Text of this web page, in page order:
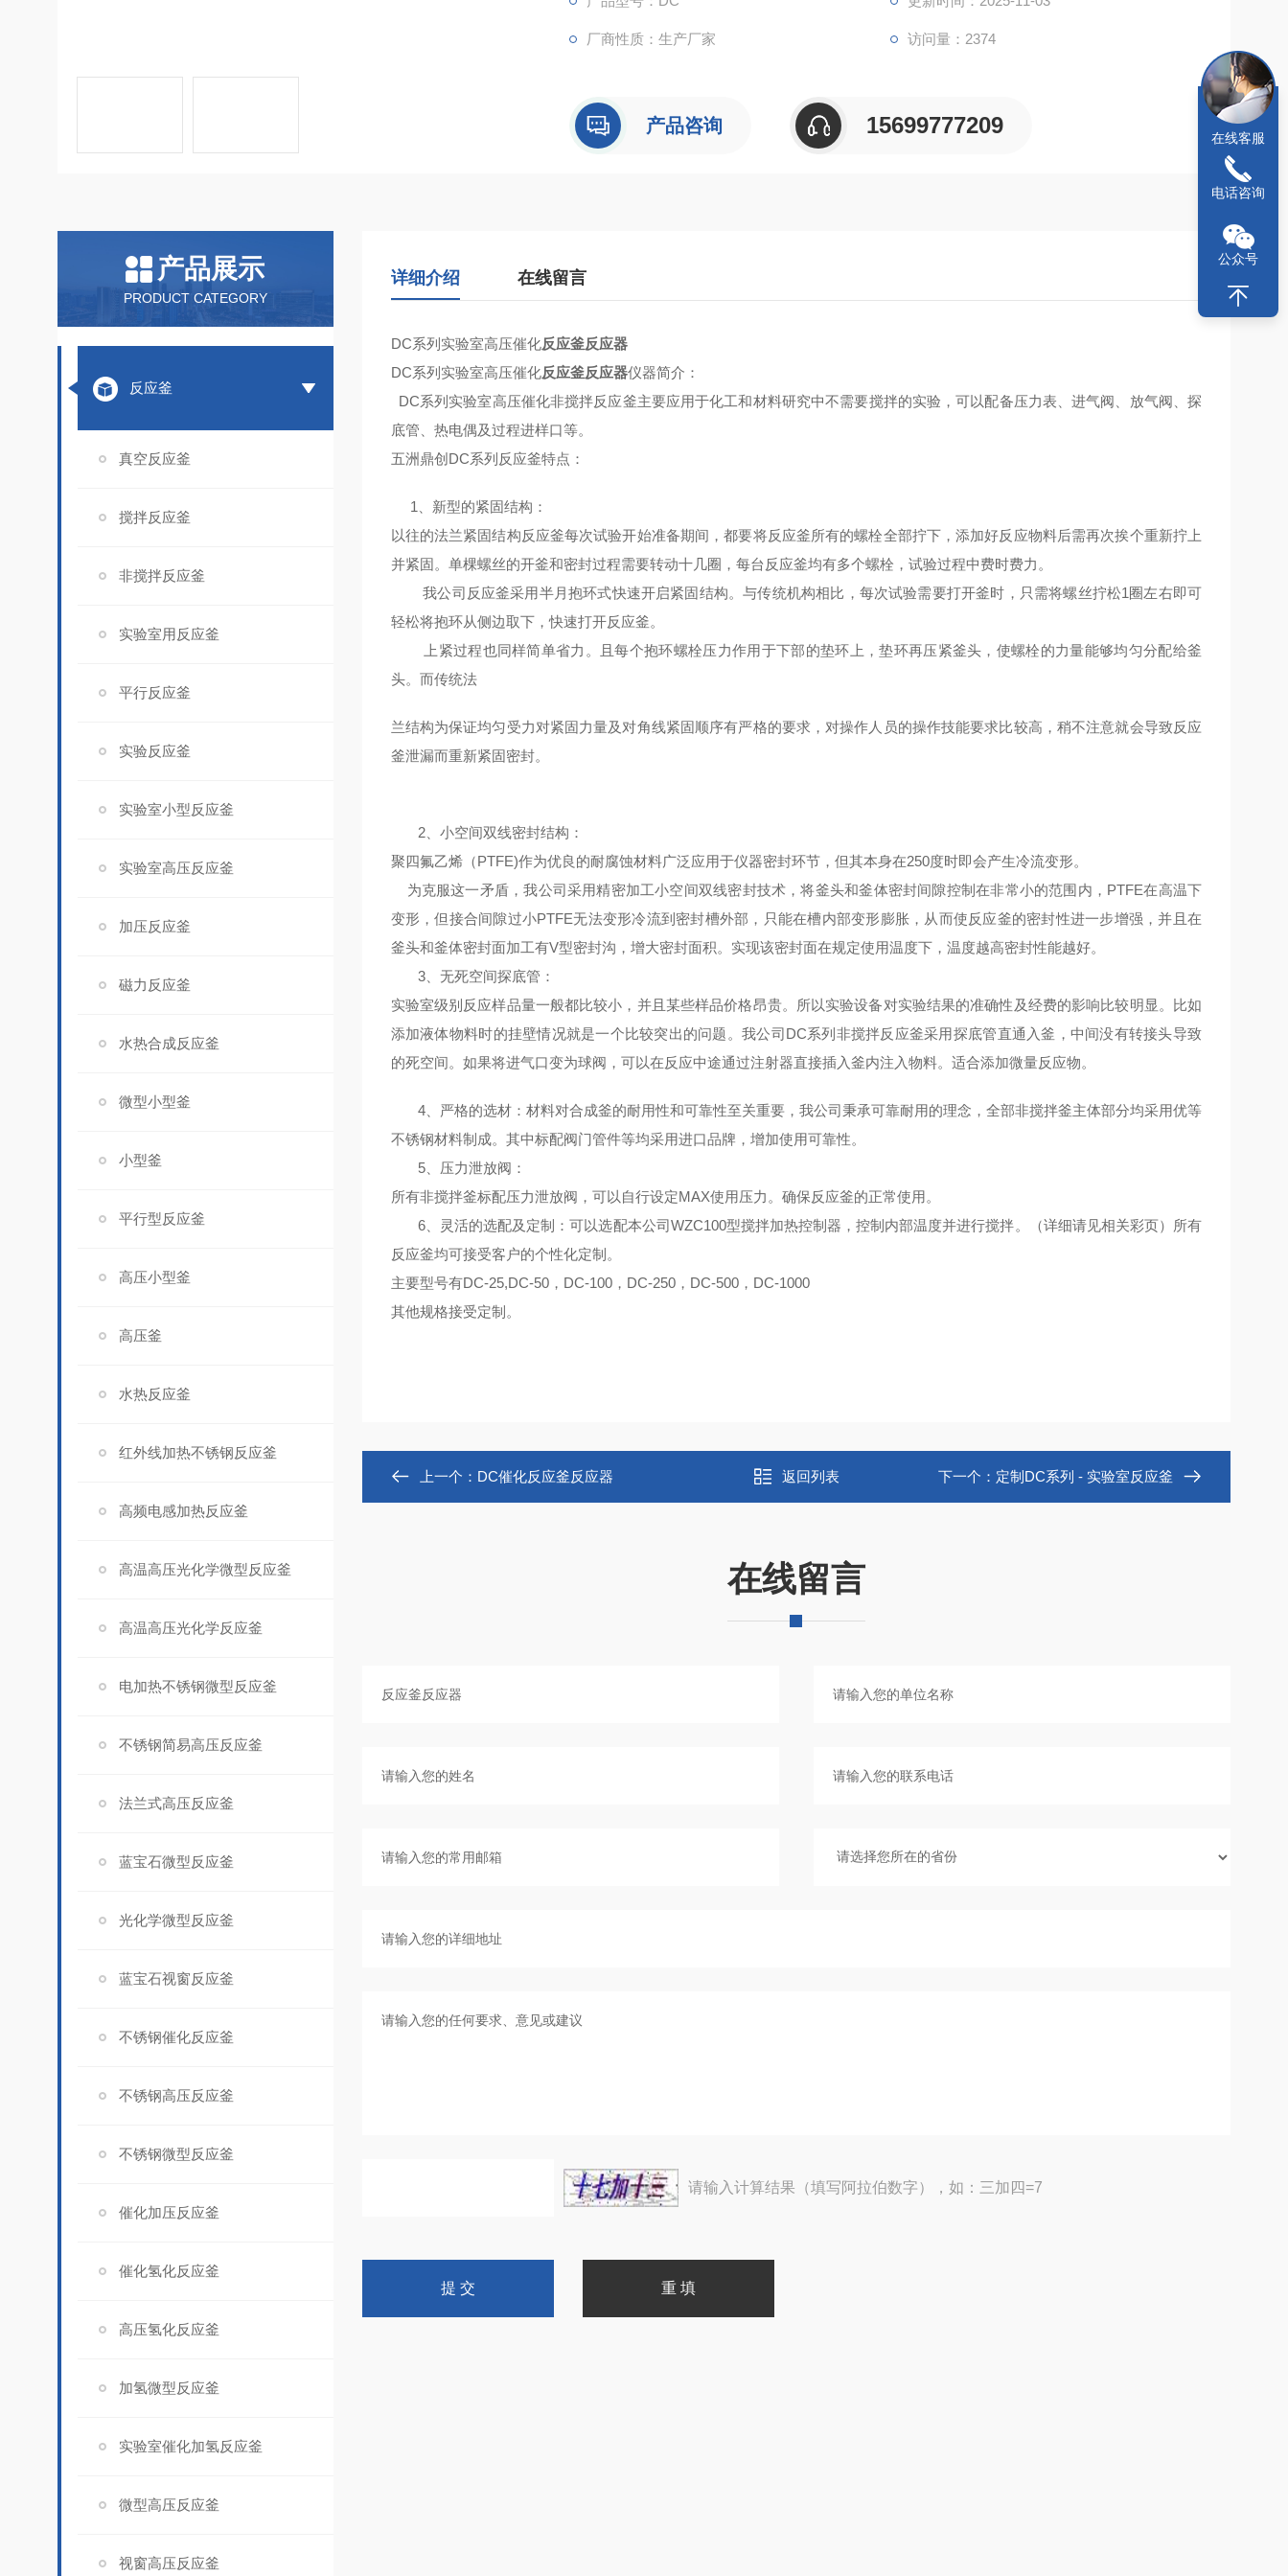
厂商性质：生产厂家 访问量：2374
产品咨询 15699777209
产品展示
PRODUCT CATEGORY
反应釜
真空反应釜
搅拌反应釜
非搅拌反应釜
实验室用反应釜
平行反应釜
实验反应釜
实验室小型反应釜
实验室高压反应釜
加压反应釜
磁力反应釜
水热合成反应釜
微型小型釜
小型釜
平行型反应釜
高压小型釜
高压釜
水热反应釜
红外线加热不锈钢反应釜
高频电感加热反应釜
高温高压光化学微型反应釜
高温高压光化学反应釜
电加热不锈钢微型反应釜
不锈钢简易高压反应釜
法兰式高压反应釜
蓝宝石微型反应釜
光化学微型反应釜
蓝宝石视窗反应釜
不锈钢催化反应釜
不锈钢高压反应釜
不锈钢微型反应釜
催化加压反应釜
催化氢化反应釜
高压氢化反应釜
加氢微型反应釜
实验室催化加氢反应釜
微型高压反应釜
视窗高压反应釜
详细介绍 在线留言
DC系列实验室高压催化反应釜反应器
DC系列实验室高压催化反应釜反应器仪器简介 ：
DC系列实验室高压催化非搅拌反应釜主要应用于化工和材料研究中不需要搅拌的实验，可以配备压力表、进气阀、放气阀、探
底管、热电偶及过程进样口等。
五洲鼎创DC系列反应釜特点 ：
1、新型的紧固结构：
以往的法兰紧固结构反应釜每次试验开始准备期间，都要将反应釜所有的螺栓全部拧下，添加好反应物料后需再次挨个重新拧上
并紧固。单棵螺丝的开釜和密封过程需要转动十几圈，每台反应釜均有多个螺栓，试验过程中费时费力。
我公司反应釜采用半月抱环式快速开启紧固结构。与传统机构相比，每次试验需要打开釜时，只需将螺丝拧松1圈左右即可
轻松将抱环从侧边取下，快速打开反应釜。
上紧过程也同样简单省力。且每个抱环螺栓压力作用于下部的垫环上，垫环再压紧釜头，使螺栓的力量能够均匀分配给釜
头。而传统法
兰结构为保证均匀受力对紧固力量及对角线紧固顺序有严格的要求，对操作人员的操作技能要求比较高，稍不注意就会导致反应
釜泄漏而重新紧固密封。
2、 小空间双线密封结构 ：
聚四氟乙烯（PTFE)作为优良的耐腐蚀材料广泛应用于仪器密封环节，但其本身在250度时即会产生冷流变形。
为克服这一矛盾，我公司采用精密加工小空间双线密封技术，将釜头和釜体密封间隙控制在非常小的范围内，PTFE在高温下
变形，但接合间隙过小PTFE无法变形冷流到密封槽外部，只能在槽内部变形膨胀，从而使反应釜的密封性进一步增强，并且在
釜头和釜体密封面加工有V型密封沟，增大密封面积。实现该密封面在规定使用温度下，温度越高密封性能越好。
3、 无死空间探底管 ：
实验室级别反应样品量一般都比较小，并且某些样品价格昂贵。所以实验设备对实验结果的准确性及经费的影响比较明显。比如
添加液体物料时的挂壁情况就是一个比较突出的问题。我公司DC系列非搅拌反应釜采用探底管直通入釜，中间没有转接头导致
的死空间。如果将进气口变为球阀，可以在反应中途通过注射器直接插入釜内注入物料。适合添加微量反应物。
4、 严格的选材： 材料对合成釜的耐用性和可靠性至关重要，我公司秉承可靠耐用的理念，全部非搅拌釜主体部分均采用优等
不锈钢材料制成。其中标配阀门管件等均采用进口品牌，增加使用可靠性。
5、 压力泄放阀 ：
所有非搅拌釜标配压力泄放阀，可以自行设定MAX使用压力。确保反应釜的正常使用。
6、
灵活的选配及定制 ：可以选配本公司WZC100型搅拌加热控制器，控制内部温度并进行搅拌。（详细请见相关彩页）所有
反应釜均可接受客户的个性化定制。
主要型号有DC-25,DC-50，DC-100，DC-250，DC-500，DC-1000
其他规格接受定制。
上一个： DC催化反应釜反应器 返回列表 下一个： 定制DC系列 - 实验室反应釜
在线留言
请输入计算结果（填写阿拉伯数字），如：三加四=7
在线客服
电话咨询
公众号